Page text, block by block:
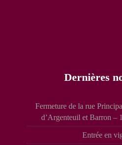
Dernières
Fermeture de la rue
d’Argenteuil et Barron –
Entrée en